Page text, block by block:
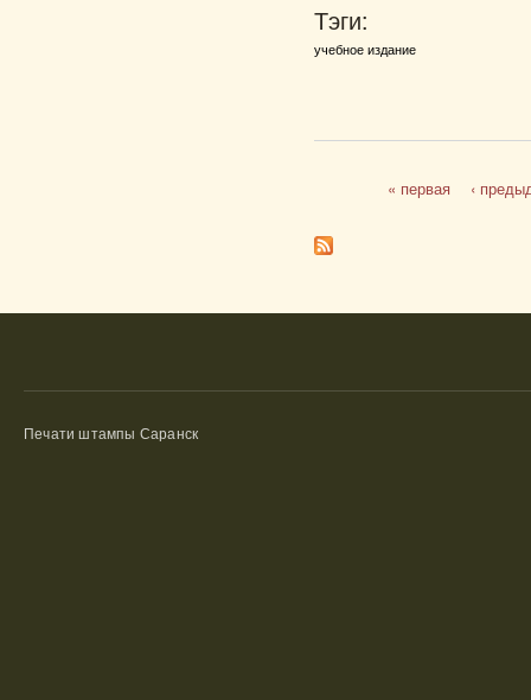
Тэги:
учебное издание
« первая ‹
Печати штампы Саранск